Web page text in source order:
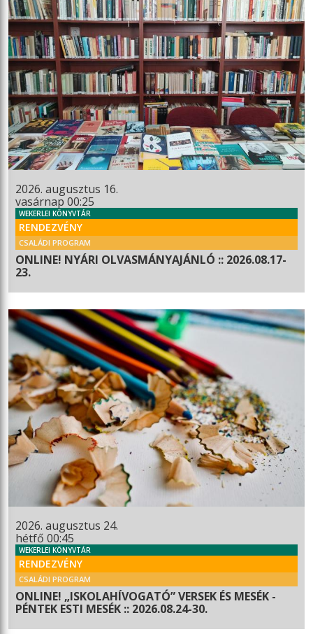
2026. augusztus 16.
vasárnap 00:25
WEKERLEI KÖNYVTÁR
RENDEZVÉNY
CSALÁDI PROGRAM
ONLINE! NYÁRI OLVASMÁNYAJÁNLÓ :: 2026.08.17-
23.
2026. augusztus 24.
hétfő 00:45
WEKERLEI KÖNYVTÁR
RENDEZVÉNY
CSALÁDI PROGRAM
ONLINE! „ISKOLAHÍVOGATÓ” VERSEK ÉS MESÉK -
PÉNTEK ESTI MESÉK :: 2026.08.24-30.